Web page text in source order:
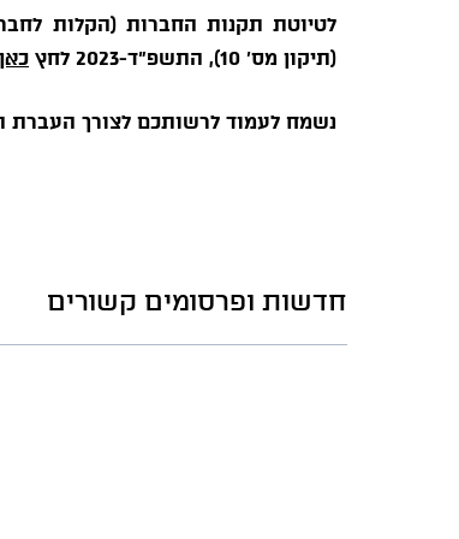
לטיוטת תקנות החברות (הקלות
(תיקון מס' 10), התשפ"ד-2023 לחץ
כאן
נשמח לעמוד לרשותכם לצורך העברת
חדשות ופרסומים קשורים